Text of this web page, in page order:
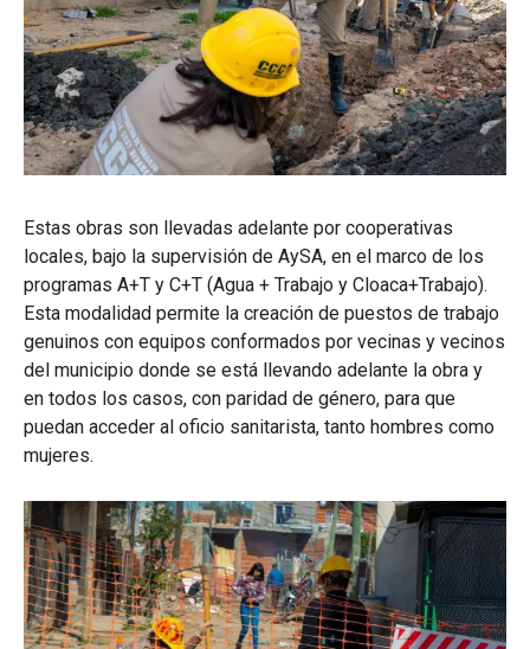
Estas obras son llevadas adelante por cooperativas
locales, bajo la supervisión de AySA, en el marco de los
programas A+T y C+T (Agua + Trabajo y Cloaca+Trabajo).
Esta modalidad permite la creación de puestos de trabajo
genuinos con equipos conformados por vecinas y vecinos
del municipio donde se está llevando adelante la obra y
en todos los casos, con paridad de género, para que
puedan acceder al oficio sanitarista, tanto hombres como
mujeres.